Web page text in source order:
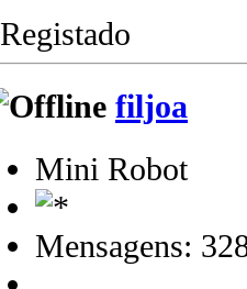
Registado
filjoa
Mini Robot
Mensagens: